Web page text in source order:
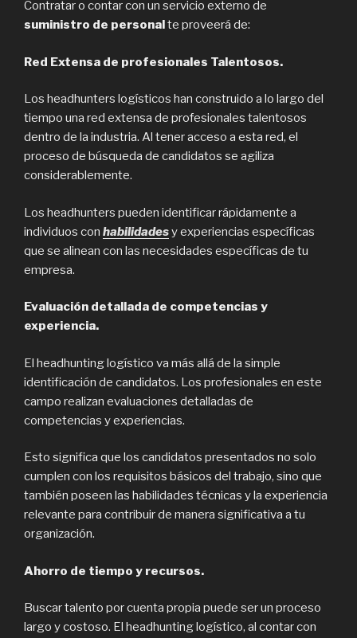
Contratar o contar con un servicio externo de
suministro de personalte proveerá de:
Red Extensa de profesionales Talentosos.
Los headhunters logísticos han construido a lo largo del
tiempo una red extensa de profesionales talentosos
dentro de la industria. Al tener acceso a esta red, el
proceso de búsqueda de candidatos se agiliza
considerablemente.
Los headhunters pueden identificar rápidamente a
individuos con habilidadesy experiencias específicas
que se alinean con las necesidades específicas de tu
empresa.
Evaluación detallada de competencias y
experiencia.
El headhunting logístico va más allá de la simple
identificación de candidatos. Los profesionales en este
campo realizan evaluaciones detalladas de
competencias y experiencias.
Esto significa que los candidatos presentados no solo
cumplen con los requisitos básicos del trabajo, sino que
también poseen las habilidades técnicas y la experiencia
relevante para contribuir de manera significativa a tu
organización.
Ahorro de tiempo y recursos.
Buscar talento por cuenta propia puede ser un proceso
largo y costoso. El headhunting logístico, al contar con